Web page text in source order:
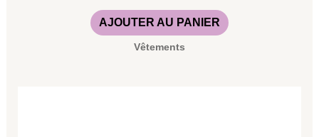
AJOUTER AU PANIER
Vêtements